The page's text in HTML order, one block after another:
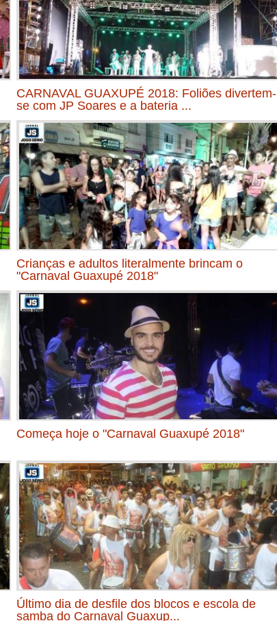
CARNAVAL GUAXUPÉ 2018: Foliões divertem-
se com JP Soares e a bateria ...
Crianças e adultos literalmente brincam o
"Carnaval Guaxupé 2018"
Começa hoje o "Carnaval Guaxupé 2018"
Último dia de desfile dos blocos e escola de
samba do Carnaval Guaxup...